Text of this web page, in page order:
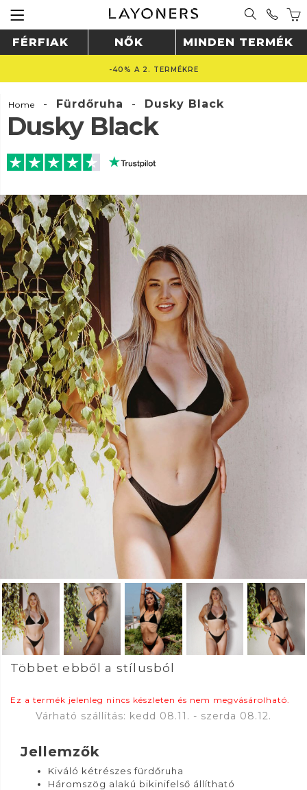
FÉRFIAK NŐK MINDEN TERMÉK
-40% A 2. TERMÉKRE
Home - Fürdőruha - Dusky Black
Dusky Black
Többet ebből a stílusból
Ez a termék jelenleg nincs készleten és nem megvásárolható.
Várható szállítás: kedd 08.11. - szerda 08.12.
Jellemzők
Kiváló kétrészes fürdőruha
Háromszög alakú bikinifelső állítható